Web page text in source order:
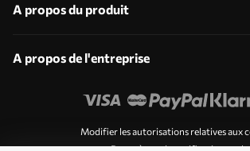
A propos du produit
A propos de l'entreprise
Modifier les autorisations relatives aux
Paramètres de notification push